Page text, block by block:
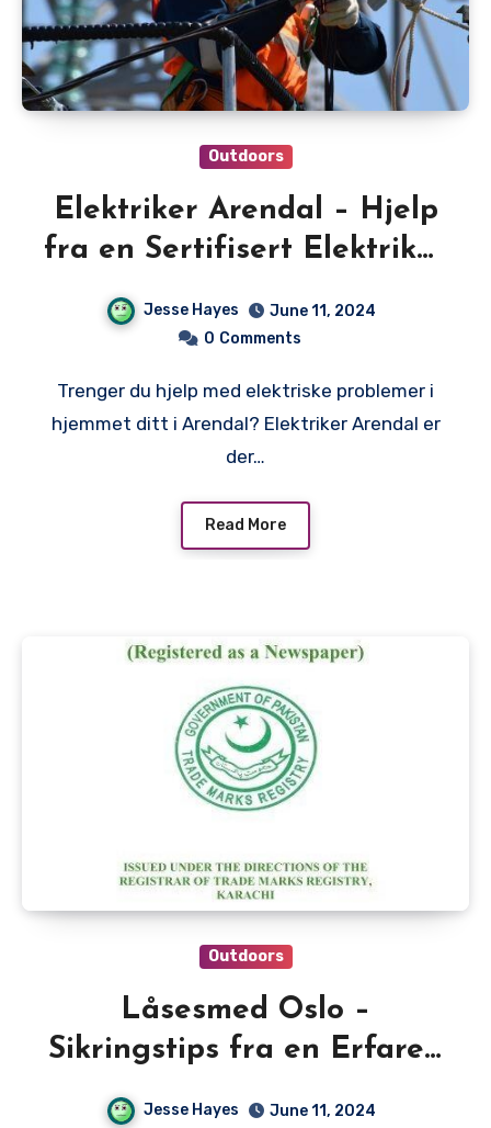
Outdoors
Elektriker Arendal – Hjelp
fra en Sertifisert Elektriker
Jesse Hayes
June 11, 2024
0 Comments
Trenger du hjelp med elektriske problemer i
hjemmet ditt i Arendal? Elektriker Arendal er
der…
Read More
Outdoors
Låsesmed Oslo –
Sikringstips fra en Erfaren
Låsesmed i Hovedstaden
Jesse Hayes
June 11, 2024